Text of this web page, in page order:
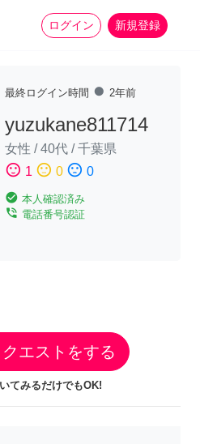
ログイン 新規登録
家事 more_horiz
最終ログイン時間 fiber_manual_record 2年前
yuzukane811714
女性 /40代 /千葉県
sentiment_satisfied 1 sentiment_neutral 0 sentiment_dissatisfied 0
check_circle 本人確認済み
phone_in_talk 電話番号認証
エストをする
てみるだけでもOK!